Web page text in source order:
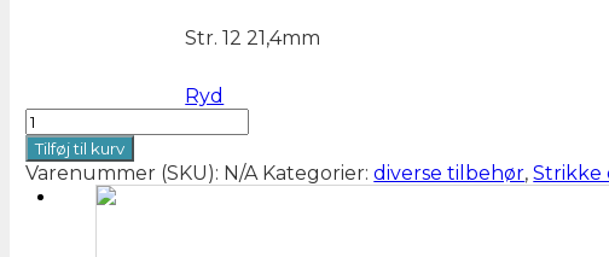
Str. 12 21,4mm
Ryd
Knit
Pro
omgangstæller
ring
Tilføj til kurv
Varenummer (SKU): N/A Kategorier:diverse tilbehør,